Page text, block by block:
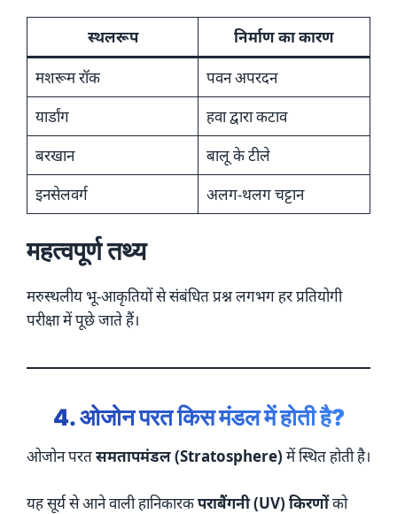
स्थलरूप
निर्माण का कारण
मशरूम रॉक
पवन अपरदन
यार्डांग
हवा द्वारा कटाव
बरखान
बालू के टीले
इनसेलवर्ग
अलग-थलग चट्टान
महत्वपूर्ण तथ्य
मरुस्थलीय भू-आकृतियों से संबंधित प्रश्न लगभग हर प्रतियोगी
परीक्षा में पूछे जाते हैं।
4. ओजोन परत किस मंडल में होती है?
ओजोन परतसमतापमंडल (Stratosphere) में स्थित होती है।
यह सूर्य से आने वाली हानिकारकपराबैंगनी (UV) किरणोंको